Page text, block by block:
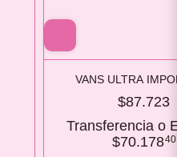
VANS ULTRA
$87.723
Transferencia o
$70.17840